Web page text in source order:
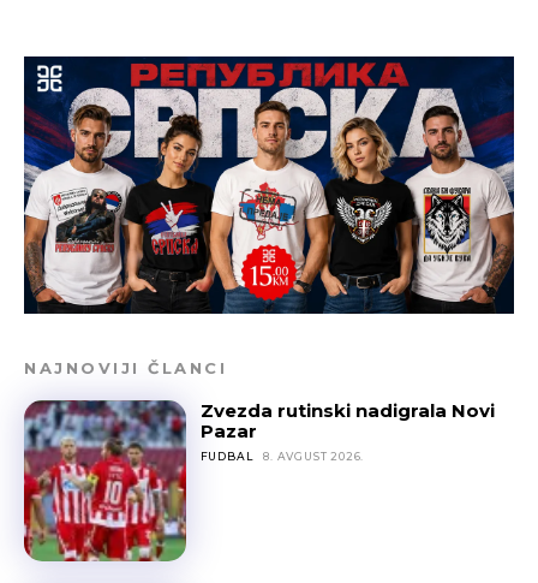
NAJNOVIJI ČLANCI
Zvezda rutinski nadigrala Novi
Pazar
FUDBAL 8. AVGUST 2026.